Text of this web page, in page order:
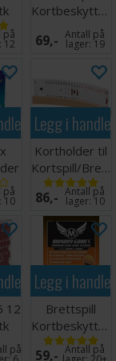
på
12
50 stk
63.5x88
69,- Antall på
lager: 19
3
på
10
Legg i
Kortholder til
Kortspill/
33cm
86,- Antall på
lager: 10
12
på
Legg i
Brettspill
50 stk 54x80
59,- Antall på